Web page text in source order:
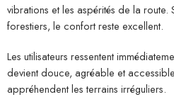
vibrations et les aspérités de la route.
forestiers, le confort reste excellent.
Les utilisateurs ressentent
devient douce, agréable et
appréhendent les terrains irréguliers.